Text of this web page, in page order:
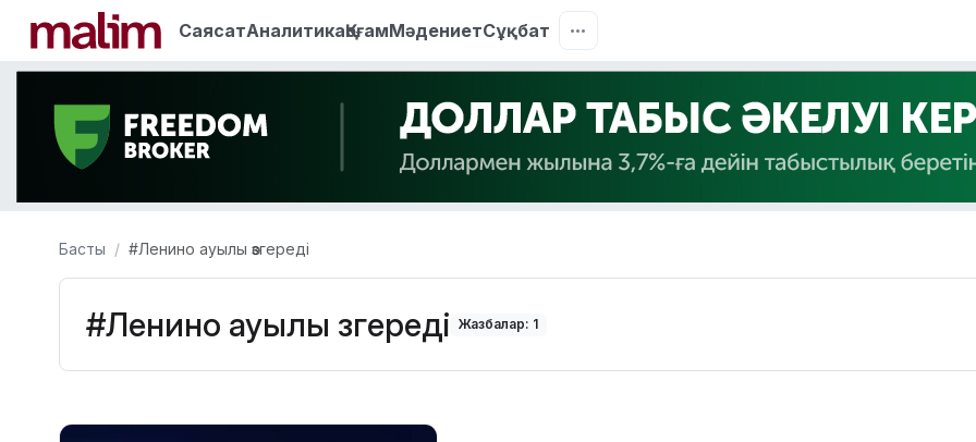
СаясатАналитикаҚоғамМәдениетСұқбат
Басты #Ленино ауылы өзгереді
#Ленино ауылы өзгереді Жазбалар: 1